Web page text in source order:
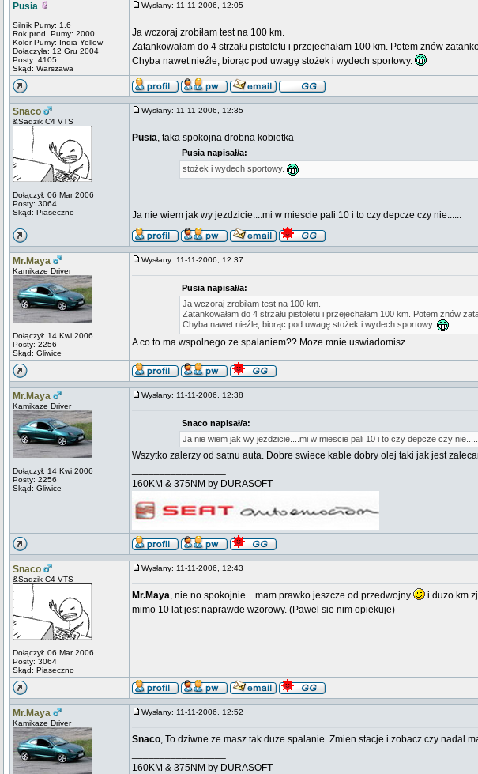
Pusia
Silnik Pumy: 1.6
Rok prod. Pumy: 2000
Kolor Pumy: India Yellow
Dołączyła: 12 Gru 2004
Posty: 4105
Skąd: Warszawa
Wysłany: 11-11-2006, 12:05
Ja wczoraj zrobiłam test na 100 km.
Zatankowałam do 4 strzału pistoletu i przejechałam 100 km. Potem znów
Chyba nawet nieźle, biorąc pod uwagę stożek i wydech sportowy.
Snaco
&Sadzik C4 VTS
Dołączył: 06 Mar 2006
Posty: 3064
Skąd: Piaseczno
Wysłany: 11-11-2006, 12:35
Pusia, taka spokojna drobna kobietka
Pusia napisał/a:
stożek i wydech sportowy.
Ja nie wiem jak wy jezdzicie....mi w miescie pali 10 i to czy depcze czy nie......
Mr.Maya
Kamikaze Driver
Dołączył: 14 Kwi 2006
Posty: 2256
Skąd: Gliwice
Wysłany: 11-11-2006, 12:37
Pusia napisał/a:
Ja wczoraj zrobiłam test na 100 km.
Zatankowałam do 4 strzału pistoletu i przejechałam 100 km. Potem znów
Chyba nawet nieźle, biorąc pod uwagę stożek i wydech sportowy.
A co to ma wspolnego ze spalaniem?? Moze mnie uswiadomisz.
Mr.Maya
Kamikaze Driver
Dołączył: 14 Kwi 2006
Posty: 2256
Skąd: Gliwice
Wysłany: 11-11-2006, 12:38
Snaco napisał/a:
Ja nie wiem jak wy jezdzicie....mi w miescie pali 10 i to czy depcze czy nie......
Wszytko zalerzy od satnu auta. Dobre swiece kable dobry olej taki jak jest
160KM & 375NM by DURASOFT
Snaco
&Sadzik C4 VTS
Dołączył: 06 Mar 2006
Posty: 3064
Skąd: Piaseczno
Wysłany: 11-11-2006, 12:43
Mr.Maya, nie no spokojnie....mam prawko jeszcze od przedwojny
i duzo km
mimo 10 lat jest naprawde wzorowy. (Pawel sie nim opiekuje)
Mr.Maya
Kamikaze Driver
Wysłany: 11-11-2006, 12:52
Snaco, To dziwne ze masz tak duze spalanie. Zmien stacje i zobacz czy nadal
160KM & 375NM by DURASOFT